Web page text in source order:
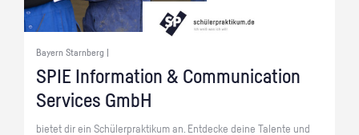
Bayern Starnberg |
SPIE In­for­ma­ti­on & Com­mu­ni­ca­ti­on
Ser­vices GmbH
bie­tet dir ein Schü­ler­prak­ti­kum an. Ent­de­cke deine Ta­len­te und